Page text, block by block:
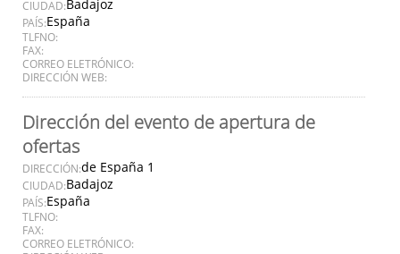
CIUDAD:Badajoz
PAÍS:España
TLFNO:
FAX:
CORREO ELETRÓNICO:
DIRECCIÓN WEB:
Dirección del evento de apertura de
ofertas
DIRECCIÓN:de España 1
CIUDAD:Badajoz
PAÍS:España
TLFNO:
FAX:
CORREO ELETRÓNICO: